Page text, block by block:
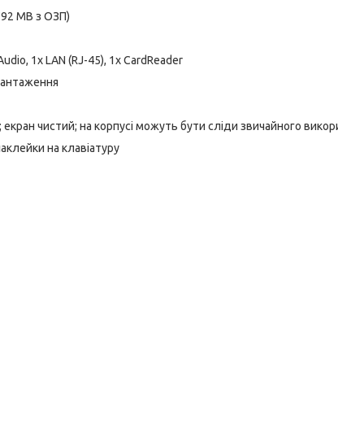
MB з ОЗП)
1x LAN (RJ-45), 1x CardReader
чистий; на корпусі можуть бути сліди звичайного
на клавіатуру